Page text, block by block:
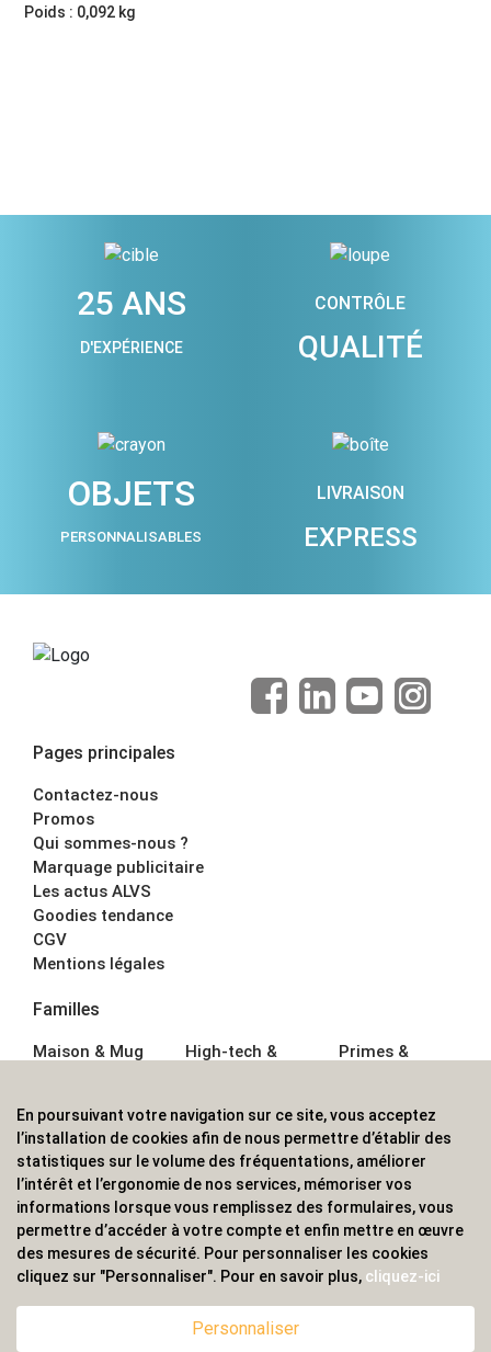
Poids : 0,092 kg
25 ANS
D'EXPÉRIENCE
CONTRÔLE
QUALITÉ
OBJETS
PERSONNALISABLES
LIVRAISON
EXPRESS
Pages principales
Contactez-nous
Promos
Qui sommes-nous ?
Marquage publicitaire
Les actus ALVS
Goodies tendance
CGV
Mentions légales
Familles
Maison & Mug
Écriture
Bagagerie sacs
High-tech &
Sport &
Outdoor
Enfant
Primes &
Boisson
Textile &
Casquette
Accessoires de
bureau
ALVS, fournisseur d'objets publicitaires, pour les
professionnels. Une implantation nationale, une
couverture internationale.
En poursuivant votre navigation sur ce site, vous acceptez
l’installation de cookies afin de nous permettre d’établir des
statistiques sur le volume des fréquentations, améliorer
l’intérêt et l’ergonomie de nos services, mémoriser vos
informations lorsque vous remplissez des formulaires, vous
permettre d’accéder à votre compte et enfin mettre en œuvre
des mesures de sécurité. Pour personnaliser les cookies
cliquez sur "Personnaliser". Pour en savoir plus, cliquez-ici
Personnaliser